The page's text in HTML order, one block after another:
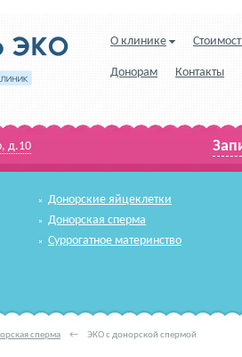
О клинике
Донорам Контакты
д.10
Донорские яйцеклетки
Донорская сперма
Суррогатное материнство
сперма ← ЭКО с донорской спермой